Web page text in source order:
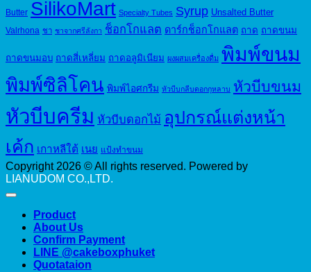
Butter SilikoMart Specialty Tubes Syrup Unsalted Butter
Valrhona ชา ชาจากศรีลังกา ช็อกโกแลต ดาร์กช็อกโกแลต ถาด ถาดขนม
ถาดขนมอบ ถาดสี่เหลี่ยม ถาดอลูมิเนียม ผงผสมเครื่องดื่ม พิมพ์ขนม
พิมพ์ซิลิโคน พิมพ์ไอศกรีม หัวบีบกลีบดอกกุหลาบ หัวบีบขนม
หัวบีบครีม หัวบีบดอกไม้ อุปกรณ์แต่งหน้า
เค้ก เกาหลีใต้ เนย แป้งทำขนม
Copyright 2026 © All rights reserved. Powered by
LIANUDOM CO.,LTD.
Product
About Us
Confirm Payment
LINE @cakeboxphuket
Quotataion